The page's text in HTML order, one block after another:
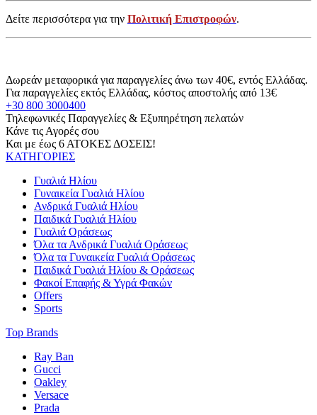
Δείτε περισσότερα για την Πολιτική Επιστροφών.
Δωρεάν μεταφορικά για παραγγελίες άνω των 40€, εντός Ελλάδας.
Για παραγγελίες εκτός Ελλάδας, κόστος αποστολής από 13€
+30 800 3000400
Τηλεφωνικές Παραγγελίες & Εξυπηρέτηση πελατών
Κάνε τις Αγορές σου
Και με έως 6 ΑΤΟΚΕΣ ΔΟΣΕΙΣ!
ΚΑΤΗΓΟΡΙΕΣ
Γυαλιά Ηλίου
Γυναικεία Γυαλιά Ηλίου
Ανδρικά Γυαλιά Ηλίου
Παιδικά Γυαλιά Ηλίου
Γυαλιά Οράσεως
Όλα τα Ανδρικά Γυαλιά Οράσεως
Όλα τα Γυναικεία Γυαλιά Οράσεως
Παιδικά Γυαλιά Ηλίου & Οράσεως
Φακοί Επαφής & Υγρά Φακών
Offers
Sports
Top Brands
Ray Ban
Gucci
Oakley
Versace
Prada